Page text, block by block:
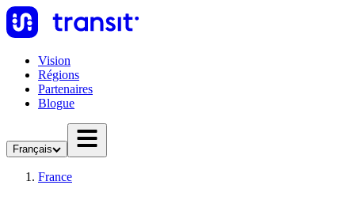
Vision
Régions
Partenaires
Blogue
Français
France